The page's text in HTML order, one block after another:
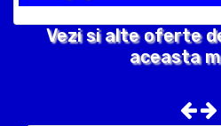
Vezi si alte oferte
aceasta